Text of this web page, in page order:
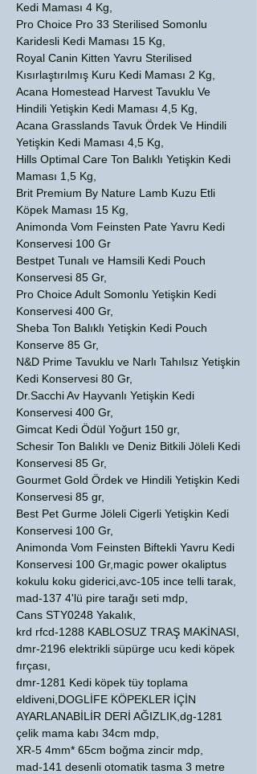
Kedi Maması 4 Kg,
Pro Choice Pro 33 Sterilised Somonlu
Karidesli Kedi Maması 15 Kg,
Royal Canin Kitten Yavru Sterilised
Kısırlaştırılmış Kuru Kedi Maması 2 Kg,
Acana Homestead Harvest Tavuklu Ve
Hindili Yetişkin Kedi Maması 4,5 Kg,
Acana Grasslands Tavuk Ördek Ve Hindili
Yetişkin Kedi Maması 4,5 Kg,
Hills Optimal Care Ton Balıklı Yetişkin Kedi
Maması 1,5 Kg,
Brit Premium By Nature Lamb Kuzu Etli
Köpek Maması 15 Kg,
Animonda Vom Feinsten Pate Yavru Kedi
Konservesi 100 Gr
Bestpet Tunalı ve Hamsili Kedi Pouch
Konservesi 85 Gr,
Pro Choice Adult Somonlu Yetişkin Kedi
Konservesi 400 Gr,
Sheba Ton Balıklı Yetişkin Kedi Pouch
Konserve 85 Gr,
N&D Prime Tavuklu ve Narlı Tahılsız Yetişkin
Kedi Konservesi 80 Gr,
Dr.Sacchi Av Hayvanlı Yetişkin Kedi
Konservesi 400 Gr,
Gimcat Kedi Ödül Yoğurt 150 gr,
Schesir Ton Balıklı ve Deniz Bitkili Jöleli Kedi
Konservesi 85 Gr,
Gourmet Gold Ördek ve Hindili Yetişkin Kedi
Konservesi 85 gr,
Best Pet Gurme Jöleli Cigerli Yetişkin Kedi
Konservesi 100 Gr,
Animonda Vom Feinsten Biftekli Yavru Kedi
Konservesi 100 Gr,magic power okaliptus
kokulu koku giderici,avc-105 ince telli tarak,
mad-137 4'lü pire tarağı seti mdp,
Cans STY0248 Yakalık,
krd rfcd-1288 KABLOSUZ TRAŞ MAKİNASI,
dmr-2196 elektrikli süpürge ucu kedi köpek
fırçası,
dmr-1281 Kedi köpek tüy toplama
eldiveni,DOGLİFE KÖPEKLER İÇİN
AYARLANABİLİR DERİ AĞIZLIK,dg-1281
çelik mama kabı 34cm mdp,
XR-5 4mm* 65cm boğma zincir mdp,
mad-141 desenli otomatik tasma 3 metre